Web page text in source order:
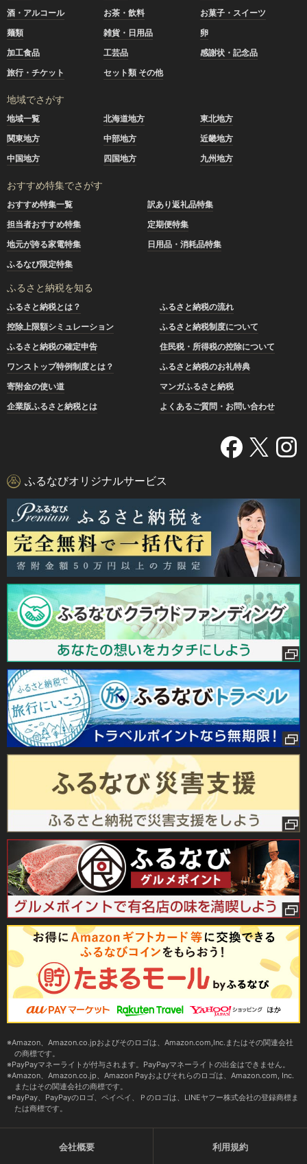
酒・アルコール
お茶・飲料
お菓子・スイーツ
麺類
雑貨・日用品
卵
加工食品
工芸品
感謝状・記念品
旅行・チケット
セット類 その他
地域でさがす
地域一覧 北海道地方
東北地方
関東地方
中部地方
近畿地方
中国地方
四国地方 九州地方
おすすめ特集でさがす
おすすめ特集一覧
訳あり返礼品特集
担当者おすすめ特集
定期便特集
地元が誇る家電特集
日用品・消耗品特集
ふるなび限定特集
ふるさと納税を知る
ふるさと納税とは？
ふるさと納税の流れ
控除上限額シミュレーション
ふるさと納税制度について
ふるさと納税の確定申告
住民税・所得税の控除について
ワンストップ特例制度とは？
ふるさと納税のお礼特典
寄附金の使い道
マンガふるさと納税
企業版ふるさと納税とは
よくあるご質問・お問い合わせ
ふるなびオリジナルサービス
Amazon、Amazon.co.jpおよびそのロゴは、Amazon.com,Inc.またはその関連会社
の商標です。
PayPayマネーライトが付与されます。PayPayマネーライトの出金はできません。
Amazon、Amazon.co.jp、Amazon Payおよびそれらのロゴは、Amazon.com, Inc.
またはその関連会社の商標です。
PayPay、PayPayのロゴ、ペイペイ、Ｐのロゴは、LINEヤフー株式会社の登録商標ま
たは商標です。
会社概要 利用規約